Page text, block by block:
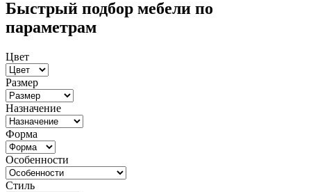
Быстрый подбор мебели по
параметрам
Цвет
Размер
Назначение
Форма
Особенности
Стиль